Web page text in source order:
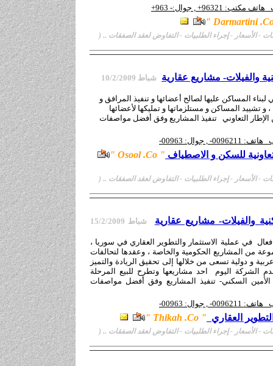
هاتف مكتب: 96
321
+ , جوال:- 963 +
Darmartini
"
- الأسعار - إجراء الطلبيات - التفاوض لعقد الصفقات .. (
والفيلات- مشاريع عقارية شباط 10 /2/2009
المساكن عليها لصالح أعضائها و تنفيذ المرافق و
و تشييد المساكن و مستلزماتها و تمليكها لأعضائها
التعاوني تنفيذ المشاريع وفق أفضل مواصفات
هاتف: 0096 211
- , جوال: 00963 -
للسكن و الاصطياف "
Osool .Co
"
- الأسعار - إجراء الطلبيات - التفاوض لعقد الصفقات .. (
والفيلات- مشاريع عقارية شباط 1 5/2/2009
في عملية الاستثمار والتطوير العقاري في سوريا ،
من المشاريع الحكومية والخاصة ، وعقدها لتحالفات
و دولية تسعى من خلالها إلى تحقيق الريادة والتميز
الشركة اليوم احد مشاريعها وتطرح للبيع المرحلة
السكني- تنفيذ المشاريع وفق أفضل مواصفات
هاتف: 0096 211
- , جوال: 00963 -
العقاري " Thikah
.Co
"
- الأسعار - إجراء الطلبيات - التفاوض لعقد الصفقات .. (